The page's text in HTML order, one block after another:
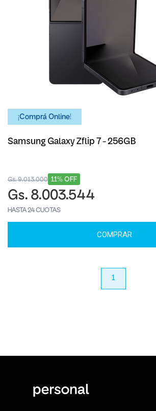
¡Comprá Online!
Samsung Galaxy Zflip 7 - 256GB
11% OFF
Gs. 9.013.000
Gs. 8.003.544
HASTA 24 CUOTAS
COMPRAR
1